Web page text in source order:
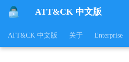
ATT&CK 中文版
ATT&CK 中文版 关于 Enterprise
应用层协议
本地数据暂存
远程数据暂存